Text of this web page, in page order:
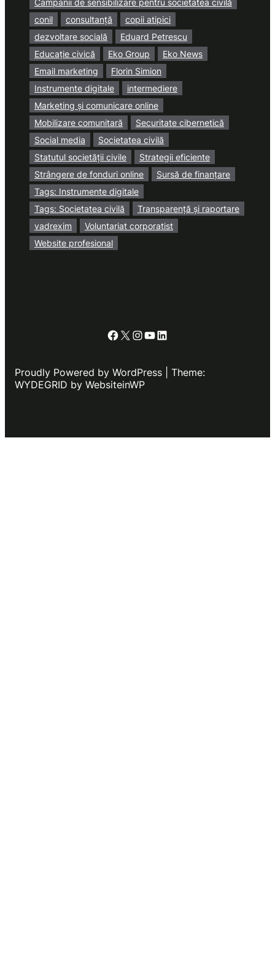
Campanii de sensibilizare pentru societatea civilă
conil
consultanță
copii atipici
dezvoltare socială
Eduard Petrescu
Educație civică
Eko Group
Eko News
Email marketing
Florin Simion
Instrumente digitale
intermediere
Marketing și comunicare online
Mobilizare comunitară
Securitate cibernetică
Social media
Societatea civilă
Statutul societății civile
Strategii eficiente
Strângere de fonduri online
Sursă de finanțare
Tags: Instrumente digitale
Tags: Societatea civilă
Transparență și raportare
vadrexim
Voluntariat corporatist
Website profesional
Facebook
X Instagram
YouTube
LinkedIn
Proudly Powered by WordPress | Theme:
WYDEGRID by WebsiteinWP